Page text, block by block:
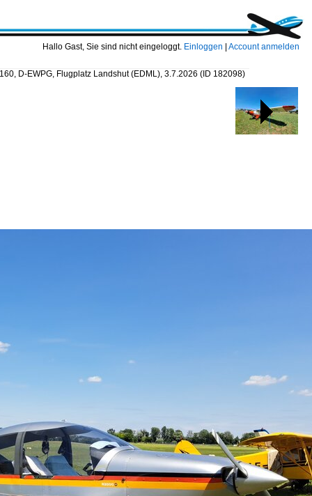
Hallo Gast, Sie sind nicht eingeloggt. Einloggen Account anmelden
D-EWPG, Flugplatz Landshut (EDML), 3.7.2026 (ID 182098)